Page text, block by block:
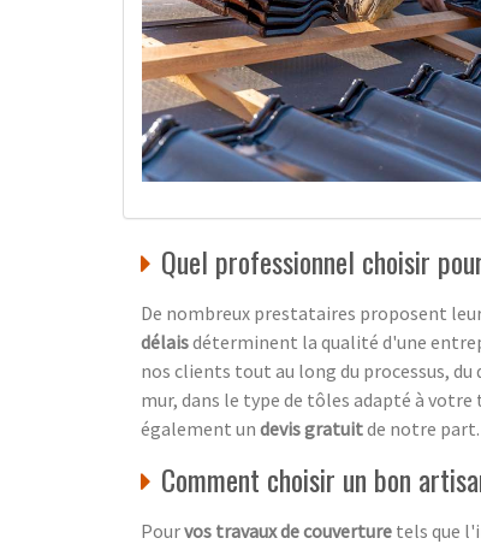
Quel professionnel choisir
De nombreux prestataires proposent
délaisdéterminent la qualité d'une
nos clients tout au long du processus, du
mur, dans le type de tôles adapté à
également un devis gratuitde notre part.
Comment choisir un bon
Pourvos travaux de couverture tels que